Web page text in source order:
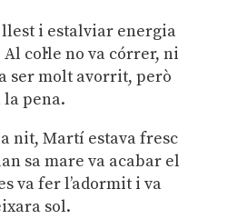
llest i estalviar energia
col·le no va córrer, ni
ser molt avorrit, però
pena.
nit, Martí estava fresc
sa mare va acabar el
va fer l’adormit i va
sol.